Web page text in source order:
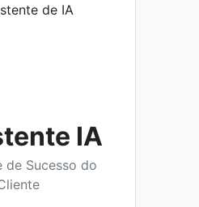
IA
de Sucesso do